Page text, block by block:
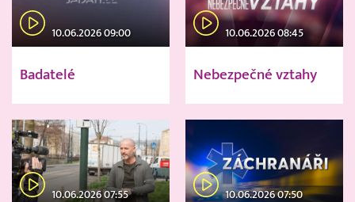
10.06.2026 09:00
Badatelé
10.06.2026 08:45
Nebezpečné vztahy
10.06.2026 07:55 10.06.2026 07:50